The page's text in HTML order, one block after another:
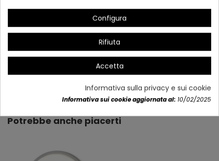
Dettagli del prodotto
Potrebbe anche piacerti
Configura
Rifiuta
Accetta
Informativa sulla privacy e sui cookie
Informativa sui cookie aggiornata al: 10/02/2025